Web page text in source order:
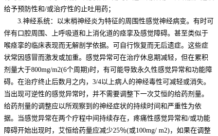
给予预防性和/或治疗性的止吐用药；
3.神经系统：以末梢神经炎为特征的周围性感觉神经病变。有时可
伴有口腔周围、上呼吸道和上消化道的痉挛及感觉障碍。甚至类似于
喉痉挛的临床表现而无解剖学依据。可自行恢复而无后遗症。这些症
状常因感冒而激发或加重。感觉异常可在治疗休息期减轻，但在累积
剂量大于800mg/m2(6个周期)时，有可能导致永久性感觉异常和功能障
碍。在治疗终止后数月之内，3/4以上病人的神经毒性可减轻或消失。
当出现可逆性的感觉异常时，并不需要调整下一次艾恒的给药剂量。
给药剂量的调整应以所观察到的神经症状的持续时间和严重性为依
据。当感觉异常在两个疗程中间持续存在，疼痛性感觉异常和/或功能
障碍开始出现时，艾恒给药量应减少25％(或100mg/ m2)，如果在调整